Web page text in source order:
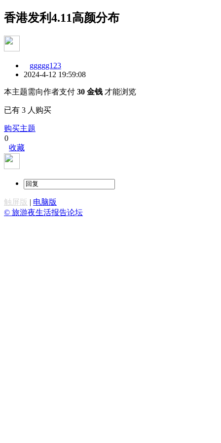
香港发利4.11高颜分布
ggggg123
2024-4-12 19:59:08
本主题需向作者支付 30 金钱 才能浏览
已有 3 人购买
购买主题
0
收藏
触屏版 | 电脑版
© 旅游夜生活报告论坛